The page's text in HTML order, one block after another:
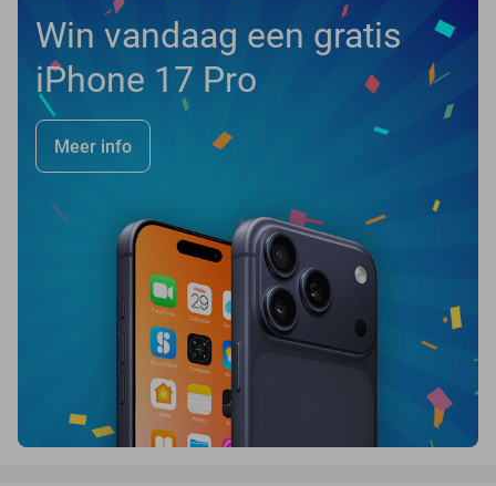
Win vandaag een gratis
iPhone 17 Pro
Meer info